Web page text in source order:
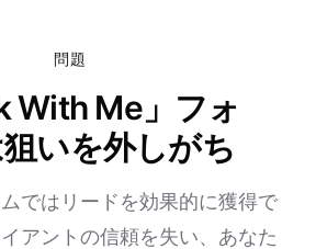
問題
With Me」フォ
いを外しがち
ではリードを効果的に獲得で
アントの信頼を失い、あなた